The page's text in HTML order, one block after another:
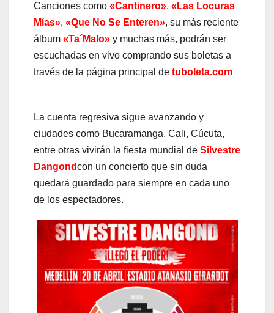
Canciones como «Cantinero», «Las Locuras
Mías», «Que No Se Enteren», su más reciente
álbum «Ta´Malo» y muchas más, podrán ser
escuchadas en vivo comprando sus boletas a
través de la página principal de tuboleta.com
La cuenta regresiva sigue avanzando y
ciudades como Bucaramanga, Cali, Cúcuta,
entre otras vivirán la fiesta mundial de Silvestre
Dangondcon un concierto que sin duda
quedará guardado para siempre en cada uno
de los espectadores.